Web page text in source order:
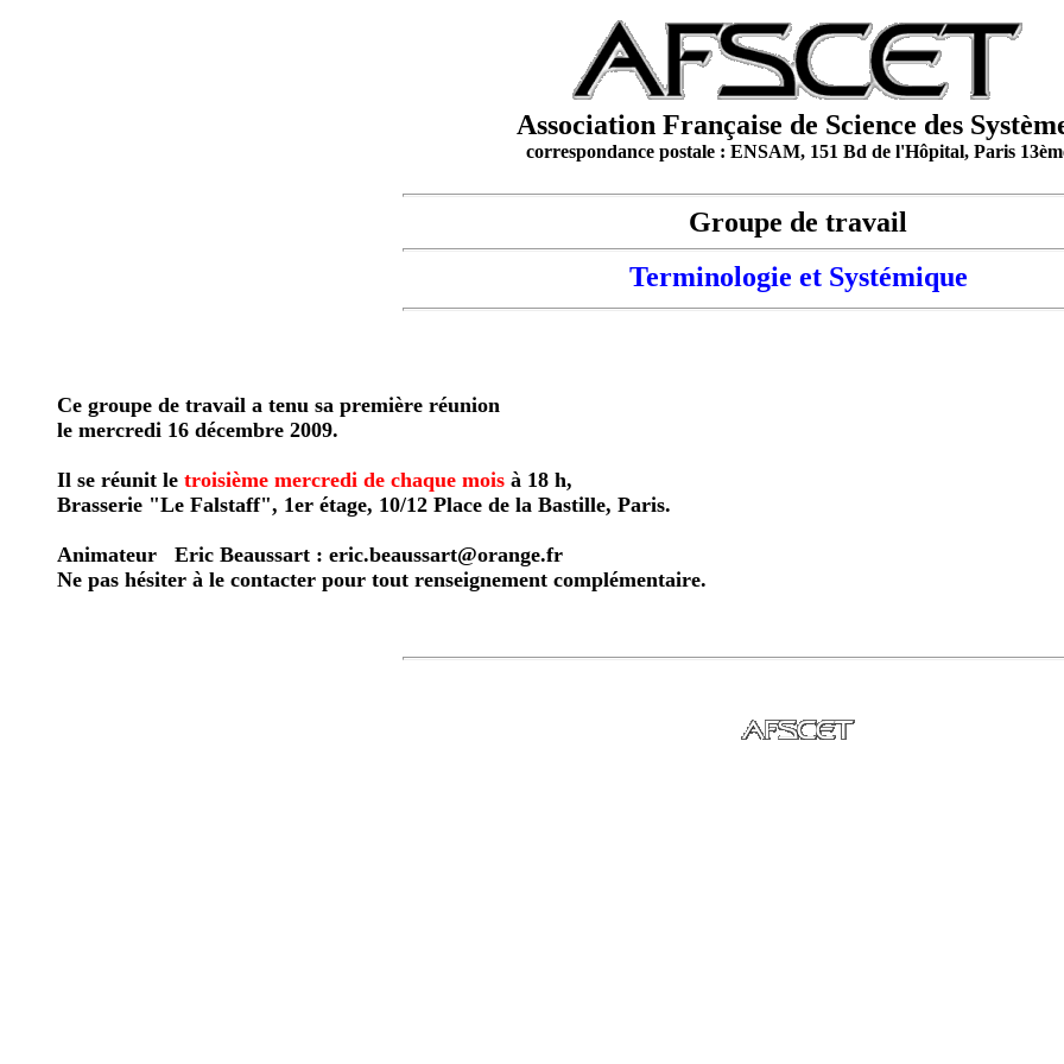
Association Française de Science des
correspondance postale : ENSAM, 151 Bd de l'Hôpital, Paris
Groupe de travail
Terminologie et Systémique
Ce groupe de travail a tenu sa première réunion
le mercredi 16 décembre 2009.
Il se réunit le troisième mercredi de chaque mois à 18 h,
Brasserie "Le Falstaff", 1er étage, 10/12 Place de la Bastille, Paris.
Animateur Eric Beaussart : eric.beaussart@orange.fr
Ne pas hésiter à le contacter pour tout renseignement complémentaire.